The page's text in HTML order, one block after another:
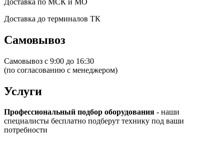
Доставка до терминалов ТК
Самовывоз
Самовывоз с 9:00 до 16:30
(по согласованию с менеджером)
Услуги
Профессиональный подбор оборудования - наши
специалисты бесплатно подберут технику под ваши
потребности